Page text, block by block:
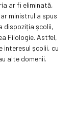
ar fi eliminată,
ministrul a spus
dispoziția școlii,
Filologie. Astfel,
interesul școlii, cu
alte domenii.